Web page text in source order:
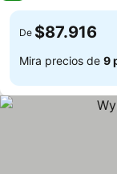
De $87.916
Mira precios de 9